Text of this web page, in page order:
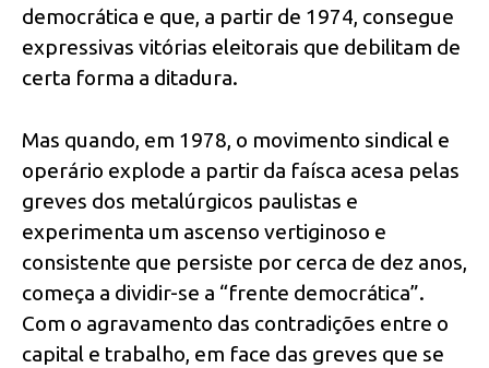
democrática e que, a partir de 1974, consegue
expressivas vitórias eleitorais que debilitam de
certa forma a ditadura.
Mas quando, em 1978, o movimento sindical e
operário explode a partir da faísca acesa pelas
greves dos metalúrgicos paulistas e
experimenta um ascenso vertiginoso e
consistente que persiste por cerca de dez anos,
começa a dividir-se a “frente democrática”.
Com o agravamento das contradições entre o
capital e trabalho, em face das greves que se